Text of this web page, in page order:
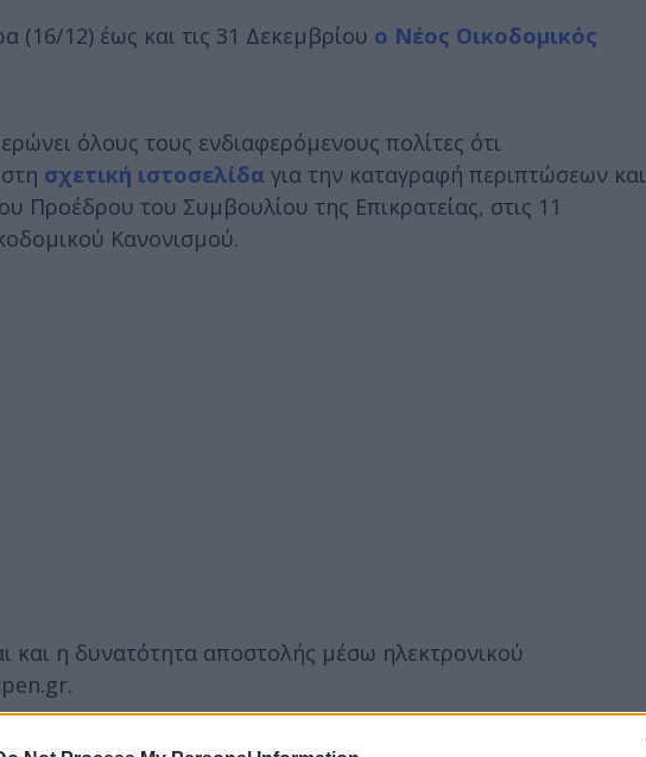
(16/12) έως και τις 31 Δεκεμβρίου ο Νέος Οικοδομικός
όλους τους ενδιαφερόμενους πολίτες ότι
σχετική ιστοσελίδα για την καταγραφή περιπτώσεων και
του Συμβουλίου της Επικρατείας, στις 11
Κανονισμού.
και η δυνατότητα αποστολής μέσω ηλεκτρονικού